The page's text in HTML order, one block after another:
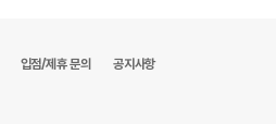
입점/제휴 문의 공지사항